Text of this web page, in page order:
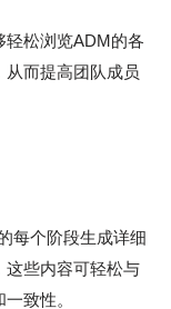
轻松浏览ADM的各
而提高团队成员
每个阶段生成详细
这些内容可轻松与
致性。